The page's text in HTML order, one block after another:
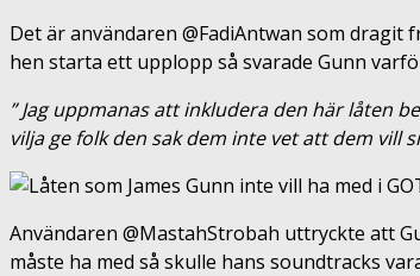
Det är användaren @FadiAntwan som dragit
hen starta ett upplopp så svarade Gunn
”Jag uppmanas att inkludera den här låten
vilja ge folk den sak dem inte vet att dem vill
Användaren @MastahStrobah uttryckte att
måste ha med så skulle hans soundtracks